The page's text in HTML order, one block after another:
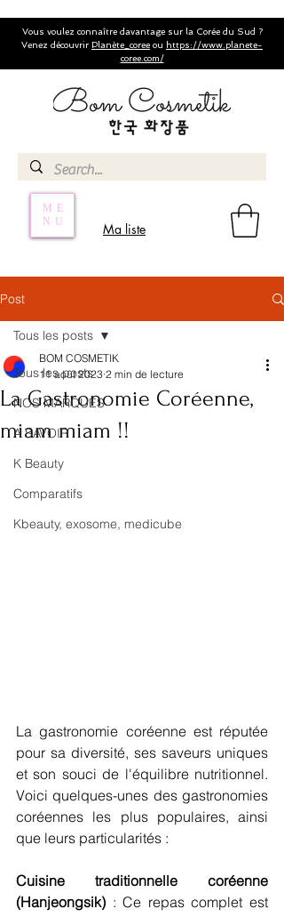
ME
NU
Ma liste
Vous voulez connaître davantage sur la Corée du Sud ?
Venez découvrir Planète_coree ou https://www.planete-
coree.com/
Post
Tous les posts
NOS MARQUES
A SAVOIR !
K Beauty
Comparatifs
Kbeauty, exosome, medicube
Tous les posts
La Gastronomie Coréenne,
miam miam !!
BOM COSMETIK
11 août 2023 2 min de lecture
La gastronomie coréenne est réputée
pour sa diversité, ses saveurs uniques
et son souci de l'équilibre nutritionnel.
Voici quelques-unes des gastronomies
coréennes les plus populaires, ainsi
que leurs particularités :
Cuisine traditionnelle coréenne
(Hanjeongsik) : Ce repas complet est